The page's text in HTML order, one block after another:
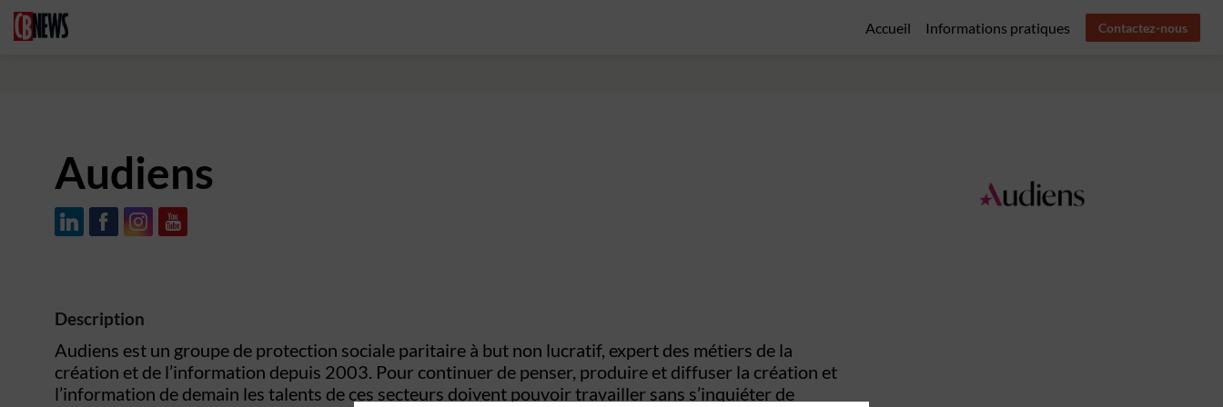
Accueil Informations pratiques Contactez-nous
Audiens
Description
Audiens est un groupe de protection sociale paritaire à but non lucratif, expert des métiers de la
création et de l’information depuis 2003. Pour continuer de penser, produire et diffuser la création et
l’information de demain les talents de ces secteurs doivent pouvoir travailler sans s’inquiéter de